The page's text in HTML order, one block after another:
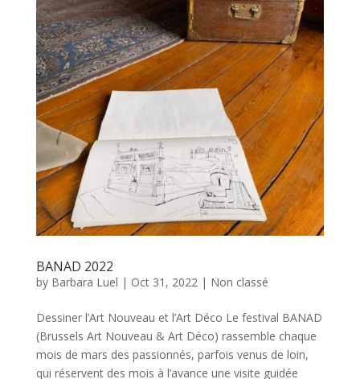
BANAD 2022
by Barbara Luel | Oct 31, 2022| Non classé
Dessiner l’Art Nouveau et l’Art Déco Le festival BANAD
(Brussels Art Nouveau & Art Déco) rassemble chaque
mois de mars des passionnés, parfois venus de loin,
qui réservent des mois à l’avance une visite guidée